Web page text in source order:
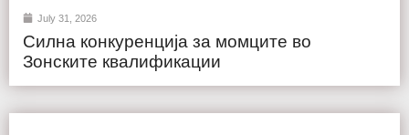
July 31, 2026
Силна конкуренција за момците во
Зонските квалификации